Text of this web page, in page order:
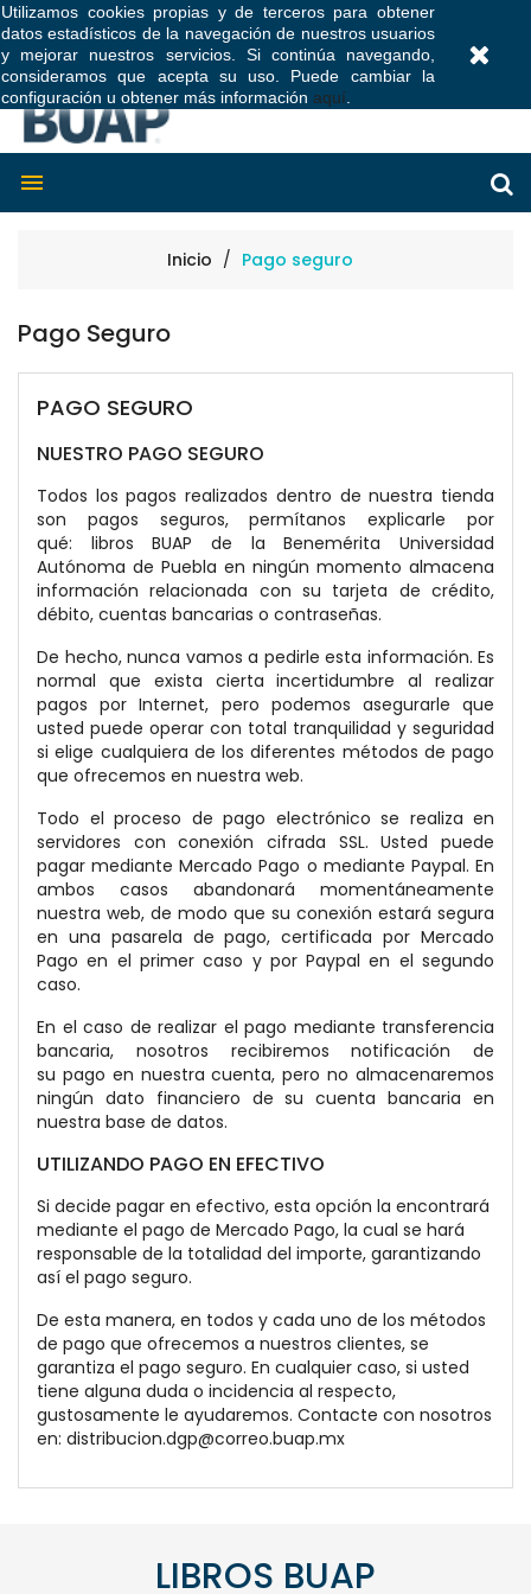
Utilizamos cookies propias y de terceros para obtener
datos estadísticos de la navegación de nuestros usuarios
y mejorar nuestros servicios. Si continúa navegando,
consideramos que acepta su uso. Puede cambiar la
configuración u obtener más información aquí

Inicio Pago seguro
Pago Seguro
PAGO SEGURO
NUESTRO PAGO SEGURO
Todos los pagos realizados dentro de nuestra tienda
son pagos seguros, permítanos explicarle por
qué: libros BUAP de la Benemérita Universidad
Autónoma de Puebla en ningún momento almacena
información relacionada con su tarjeta de crédito,
débito, cuentas bancarias o contraseñas.
De hecho, nunca vamos a pedirle esta información. Es
normal que exista cierta incertidumbre al realizar
pagos por Internet, pero podemos asegurarle que
usted puede operar con total tranquilidad y seguridad
si elige cualquiera de los diferentes métodos de pago
que ofrecemos en nuestra web.
Todo el proceso de pago electrónico se realiza en
servidores con conexión cifrada SSL. Usted puede
pagar mediante Mercado Pago o mediante Paypal. En
ambos casos abandonará momentáneamente
nuestra web, de modo que su conexión estará segura
en una pasarela de pago, certificada por Mercado
Pago en el primer caso y por Paypal en el segundo
caso.
En el caso de realizar el pago mediante transferencia
bancaria, nosotros recibiremos notificación de
su pago en nuestra cuenta, pero no almacenaremos
ningún dato financiero de su cuenta bancaria en
nuestra base de datos.
UTILIZANDO PAGO EN EFECTIVO
Si decide pagar en efectivo, esta opción la encontrará
mediante el pago de Mercado Pago, la cual se hará
responsable de la totalidad del importe, garantizando
así el pago seguro.
De esta manera, en todos y cada uno de los métodos
de pago que ofrecemos a nuestros clientes, se
garantiza el pago seguro. En cualquier caso, si usted
tiene alguna duda o incidencia al respecto,
gustosamente le ayudaremos. Contacte con nosotros
en: distribucion.dgp@correo.buap.mx
LIBROS BUAP